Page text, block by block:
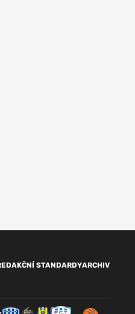
STANDARDYARCHIV